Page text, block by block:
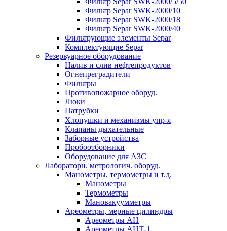
Фильтр Separ SWK-2000/10
Фильтр Separ SWK-2000/18
Фильтр Separ SWK-2000/40
Фильтрующие элементы Separ
Комплектующие Separ
Резервуарное оборудование
Налив и слив нефтепродуктов
Огнепреградители
Фильтры
Противопожарное оборуд.
Люки
Патрубки
Хлопушки и механизмы упр-я
Клапаны дыхательные
Заборные устройства
Пробоотборники
Оборудование для АЗС
Лабораторн. метрологич. оборуд.
Манометры, термометры и т.д.
Манометры
Термометры
Мановакуумметры
Ареометры, мерные цилиндры
Ареометры АН
Ареометры АНТ-1